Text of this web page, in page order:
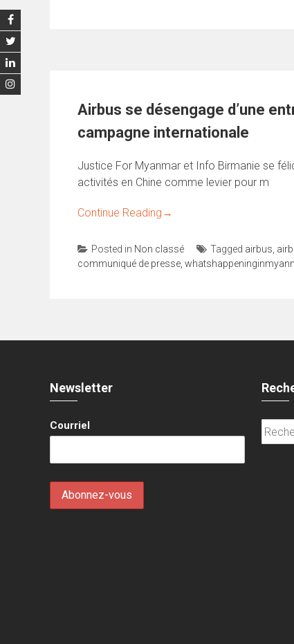
Airbus se désengage d’une
campagne internationale
Justice For Myanmar et Info Birmanie se
activités en Chine comme levier pour m
Continue Reading →
Posted in Non classé Tagged airbus
communiqué de presse
Newsletter
Courriel